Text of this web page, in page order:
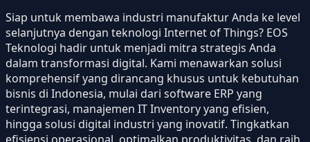
Siap untuk membawa industri manufaktur Anda ke level
selanjutnya dengan teknologi Internet of Things? EOS
Teknologi hadir untuk menjadi mitra strategis Anda
dalam transformasi digital. Kami menawarkan solusi
komprehensif yang dirancang khusus untuk kebutuhan
bisnis di Indonesia, mulai dari software ERP yang
terintegrasi, manajemen IT Inventory yang efisien,
hingga solusi digital industri yang inovatif. Tingkatkan